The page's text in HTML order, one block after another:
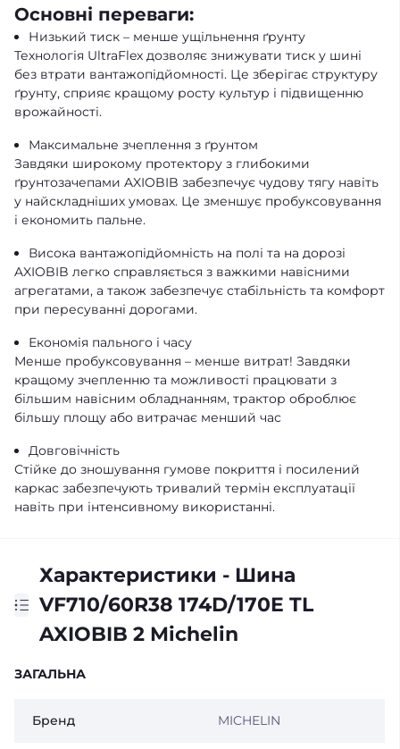
Основні переваги:
Низький тиск – менше ущільнення ґрунту
Технологія UltraFlex дозволяє знижувати тиск у шині
без втрати вантажопідйомності. Це зберігає структуру
ґрунту, сприяє кращому росту культур і підвищенню
врожайності.
Максимальне зчеплення з ґрунтом
Завдяки широкому протектору з глибокими
ґрунтозачепами AXIOBIB забезпечує чудову тягу навіть
у найскладніших умовах. Це зменшує пробуксовування
і економить пальне.
Висока вантажопідйомність на полі та на дорозі
AXIOBIB легко справляється з важкими навісними
агрегатами, а також забезпечує стабільність та комфорт
при пересуванні дорогами.
Економія пального і часу
Менше пробуксовування – менше витрат! Завдяки
кращому зчепленню та можливості працювати з
більшим навісним обладнанням, трактор оброблює
більшу площу або витрачає менший час
Довговічність
Стійке до зношування гумове покриття і посилений
каркас забезпечують тривалий термін експлуатації
навіть при інтенсивному використанні.
Характеристики - Шина
VF710/60R38 174D/170E TL
AXIOBIB 2 Michelin
ЗАГАЛЬНА
Бренд MICHELIN